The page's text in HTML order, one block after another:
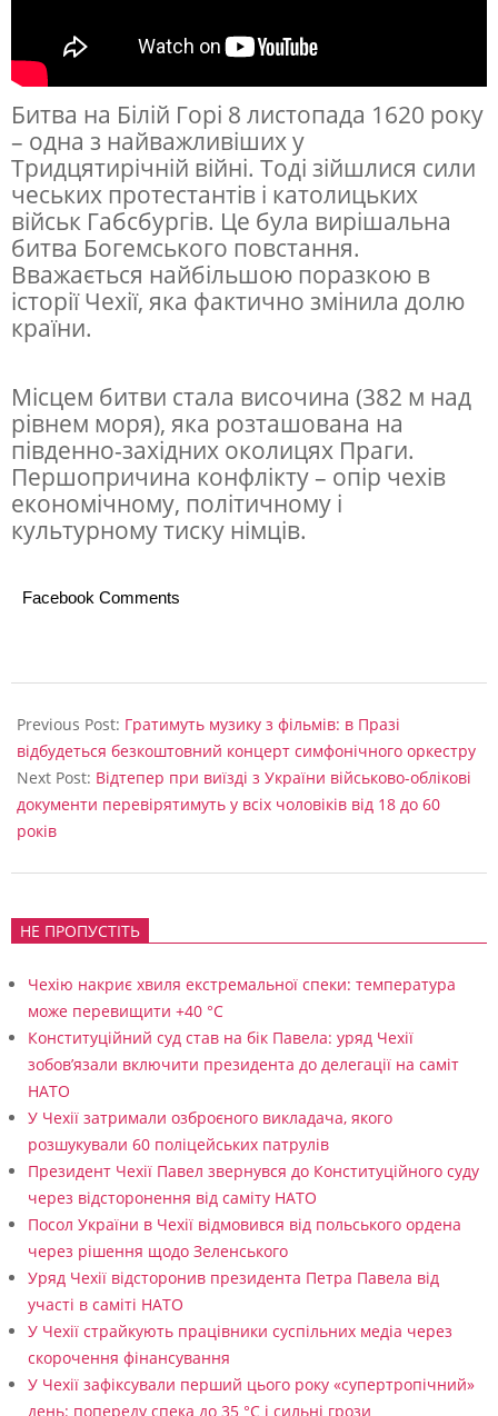
Битва на Білій Горі 8 листопада 1620 року
– одна з найважливіших у
Тридцятирічній війні. Тоді зійшлися сили
чеських протестантів і католицьких
військ Габсбургів. Це була вирішальна
битва Богемського повстання.
Вважається найбільшою поразкою в
історії Чехії, яка фактично змінила долю
країни.
Місцем битви стала височина (382 м над
рівнем моря), яка розташована на
південно-західних околицях Праги.
Першопричина конфлікту – опір чехів
економічному, політичному і
культурному тиску німців.
Facebook Comments
07-
16
Previous Post: Гратимуть музику з фільмів: в Празі
відбудеться безкоштовний концерт симфонічного оркестру
Next Post: Відтепер при виїзді з України військово-облікові
документи перевірятимуть у всіх чоловіків від 18 до 60
років
НЕ ПРОПУСТІТЬ
Чехію накриє хвиля екстремальної спеки: температура
може перевищити +40 °C
Конституційний суд став на бік Павела: уряд Чехії
зобов’язали включити президента до делегації на саміт
НАТО
У Чехії затримали озброєного викладача, якого
розшукували 60 поліцейських патрулів
Президент Чехії Павел звернувся до Конституційного суду
через відсторонення від саміту НАТО
Посол України в Чехії відмовився від польського ордена
через рішення щодо Зеленського
Уряд Чехії відсторонив президента Петра Павела від
участі в саміті НАТО
У Чехії страйкують працівники суспільних медіа через
скорочення фінансування
У Чехії зафіксували перший цього року «супертропічний»
день: попереду спека до 35 °C і сильні грози